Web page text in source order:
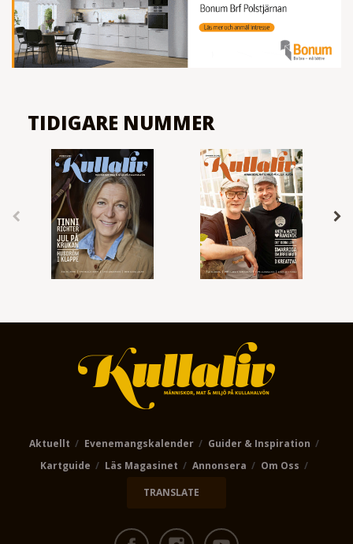
TIDIGARE NUMMER
Aktuellt Evenemangskalender
Guider & Inspiration
Kartguide
Läs Magasinet Annonsera
Om Oss
TRANSLATE